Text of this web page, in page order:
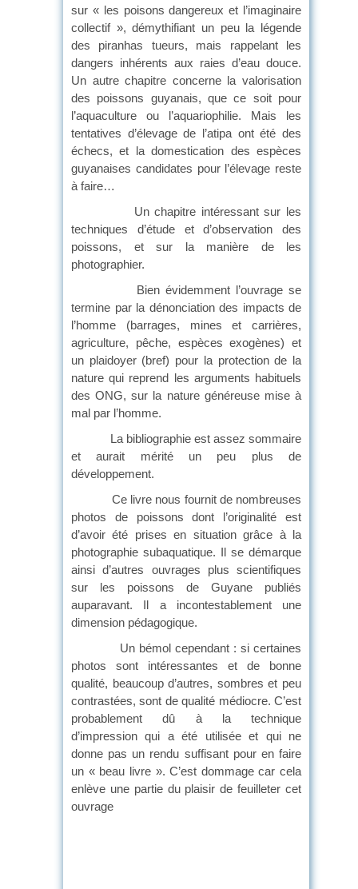
sur « les poisons dangereux et l’imaginaire
collectif », démythifiant un peu la légende
des piranhas tueurs, mais rappelant les
dangers inhérents aux raies d’eau douce.
Un autre chapitre concerne la valorisation
des poissons guyanais, que ce soit pour
l’aquaculture ou l’aquariophilie. Mais les
tentatives d’élevage de l’atipa ont été des
échecs, et la domestication des espèces
guyanaises candidates pour l’élevage reste
à faire…
Un chapitre intéressant sur les
techniques d’étude et d’observation des
poissons, et sur la manière de les
photographier.
Bien évidemment l’ouvrage se
termine par la dénonciation des impacts de
l’homme (barrages, mines et carrières,
agriculture, pêche, espèces exogènes) et
un plaidoyer (bref) pour la protection de la
nature qui reprend les arguments habituels
des ONG, sur la nature généreuse mise à
mal par l’homme.
La bibliographie est assez sommaire
et aurait mérité un peu plus de
développement.
Ce livre nous fournit de nombreuses
photos de poissons dont l’originalité est
d’avoir été prises en situation grâce à la
photographie subaquatique. Il se démarque
ainsi d’autres ouvrages plus scientifiques
sur les poissons de Guyane publiés
auparavant. Il a incontestablement une
dimension pédagogique.
Un bémol cependant : si certaines
photos sont intéressantes et de bonne
qualité, beaucoup d’autres, sombres et peu
contrastées, sont de qualité médiocre. C’est
probablement dû à la technique
d’impression qui a été utilisée et qui ne
donne pas un rendu suffisant pour en faire
un « beau livre ». C’est dommage car cela
enlève une partie du plaisir de feuilleter cet
ouvrage